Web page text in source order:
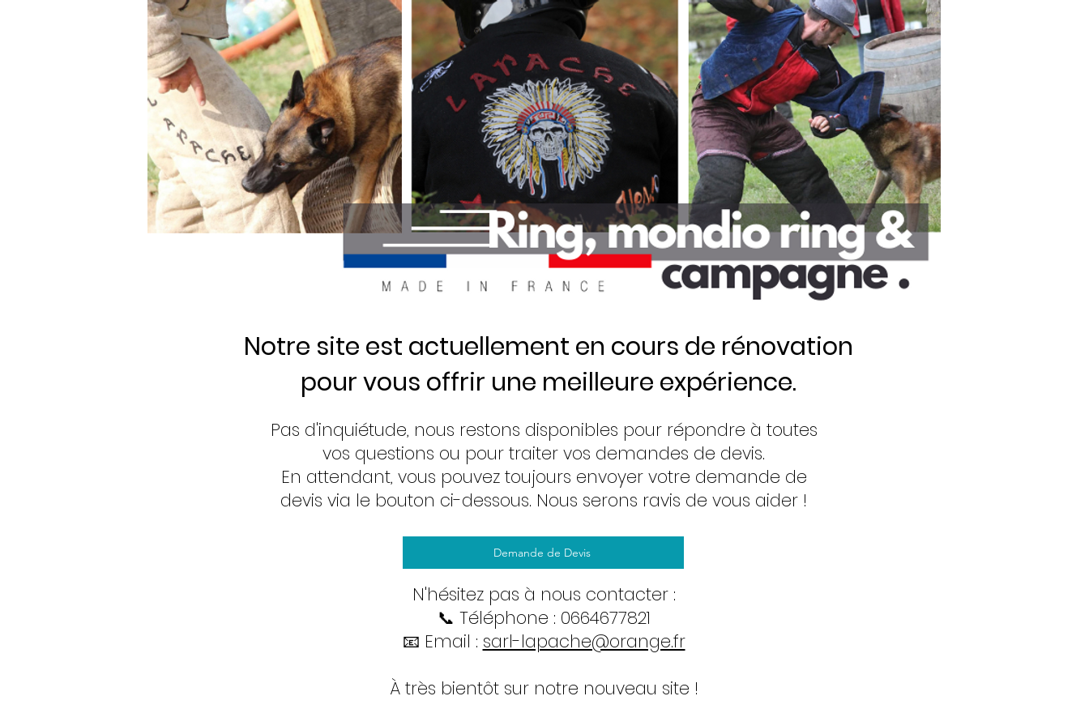
Notre site est actuellement en cours de rénovation
pour vous offrir une meilleure expérience.
Pas d'inquiétude, nous restons disponibles pour répondre à toutes
vos questions ou pour traiter vos demandes de devis.
En attendant, vous pouvez toujours envoyer votre demande de
devis via le bouton ci-dessous. Nous serons ravis de vous aider !
N'hésitez pas à nous contacter :
📞 Téléphone : 0664677821
📧 Email : sarl-lapache@orange.fr
À très bientôt sur notre nouveau site !
Demande de Devis